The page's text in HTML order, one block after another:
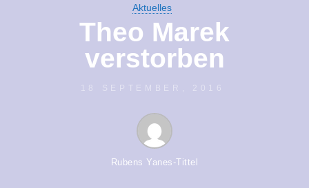
Aktuelles
Theo Marek
verstorben
18 SEPTEMBER, 2016
Rubens Yanes-Tittel